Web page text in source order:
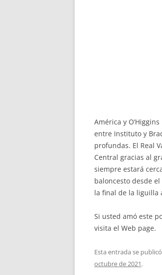
América y
entre Instituto y
profundas. El Real
Central gracias al
siempre estará
baloncesto desde
la final de la liguilla
Si usted amó este
visita el Web page.
Esta entrada se
octubre de 2021.